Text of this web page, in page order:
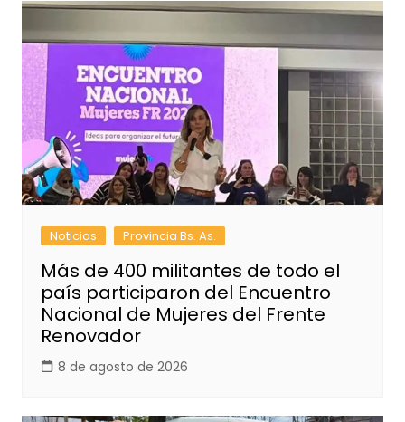
Noticias Provincia Bs. As.
Más de 400 militantes de todo el
país participaron del Encuentro
Nacional de Mujeres del Frente
Renovador
8 de agosto de 2026